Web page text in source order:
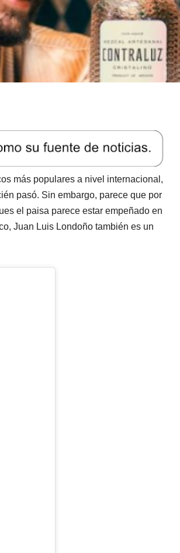
más populares a nivel internacional,
pasó. Sin embargo, parece que por
el paisa parece estar empeñado en
Juan Luis Londoño también es un